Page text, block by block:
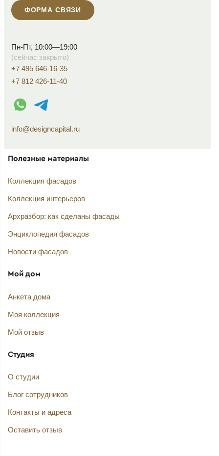
ФОРМА СВЯЗИ
Пн-Пт, 10:00—19:00
(сейчас закрыто)
+7 495 646-16-35
+7 812 426-11-40
WhatsApp контакт
Telegram контакт
info@designcapital.ru
Полезные материалы
Коллекция фасадов
Коллекция интерьеров
Архразбор: как сделаны фасады
Энциклопедия фасадов
Новости фасадов
Мой дом
Анкета дома
Моя коллекция
Мой отзыв
Студия
О студии
Блог сотрудников
Контакты и адреса
Оставить отзыв